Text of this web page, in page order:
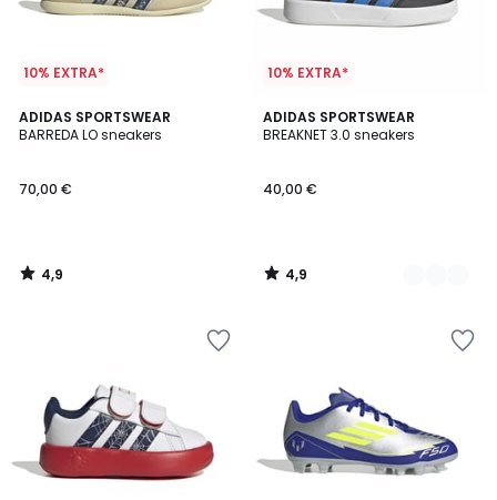
10% EXTRA*
ADIDAS SPORTSWEAR
BARREDA LO sneakers
70,00 €
4,9
/ 5
4,9
/
10% EXTRA*
ADIDAS SPORTSWEAR
BREAKNET 3.0 sneakers
40,00 €
4,9
/ 5
2
Kleuren
4,9
/